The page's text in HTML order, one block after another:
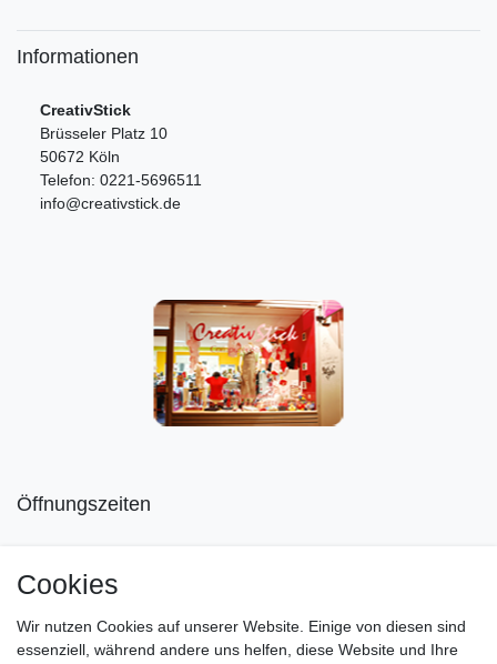
Informationen
CreativStick
Brüsseler Platz 10
50672 Köln
Telefon: 0221-5696511
info@creativstick.de
Öffnungszeiten
Di-Fr von 10.00 - 18.30 Uhr
Sa von 11.00 - 16.00 Uhr
Cookies
Wir nutzen Cookies auf unserer Website. Einige von diesen sind
essenziell, während andere uns helfen, diese Website und Ihre